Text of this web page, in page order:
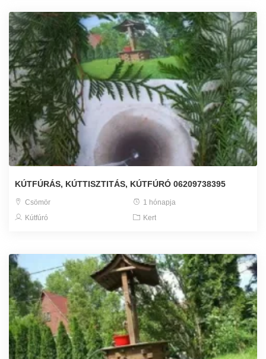
KÚTFÚRÁS, KÚTTISZTITÁS, KÚTFÚRÓ 06209738395
Csömör
1 hónapja
Kútfúró
Kert